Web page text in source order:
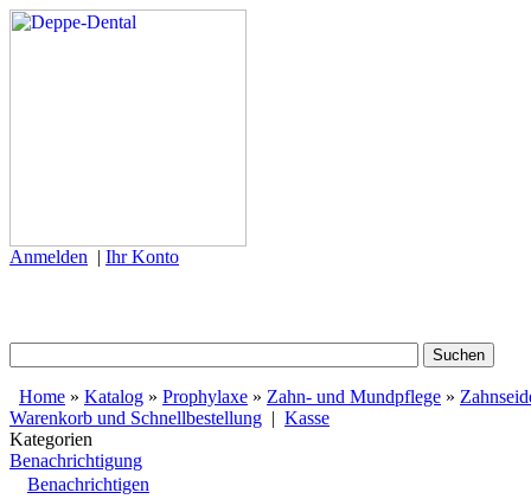
Anmelden | Ihr Konto
Home » Katalog » Prophylaxe » Zahn- und Mundpflege »
Warenkorb und Schnellbestellung | Kasse
Kategorien
Benachrichtigung
Benachrichtigen